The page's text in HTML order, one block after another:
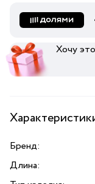
Хочу
Бренд:
Длина: